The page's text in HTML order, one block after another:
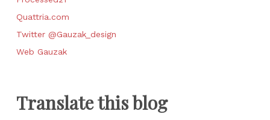
Quattria.com
Twitter @Gauzak_design
Web Gauzak
Translate this blog